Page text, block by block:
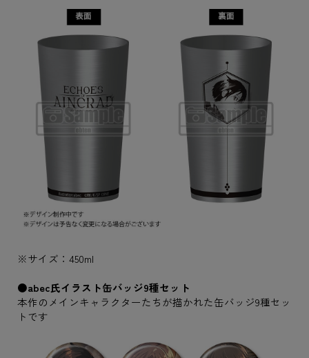
※サイズ：450ml
●abec氏イラスト缶バッジ9種セット
本作のメインキャラクターたちが描かれた缶バッジ9種セッ
トです